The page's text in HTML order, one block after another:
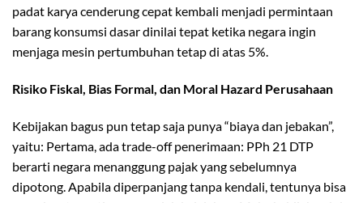
padat karya cenderung cepat kembali menjadi permintaan
barang konsumsi dasar dinilai tepat ketika negara ingin
menjaga mesin pertumbuhan tetap di atas 5%.
Risiko Fiskal, Bias Formal, dan Moral Hazard Perusahaan
Kebijakan bagus pun tetap saja punya “biaya dan jebakan”,
yaitu: Pertama, ada trade-off penerimaan: PPh 21 DTP
berarti negara menanggung pajak yang sebelumnya
dipotong. Apabila diperpanjang tanpa kendali, tentunya bisa